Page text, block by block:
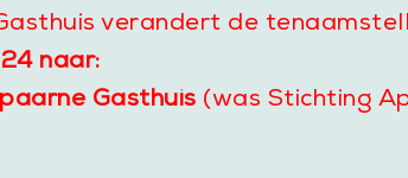
verandert de
naar:
Gasthuis (was Stichting